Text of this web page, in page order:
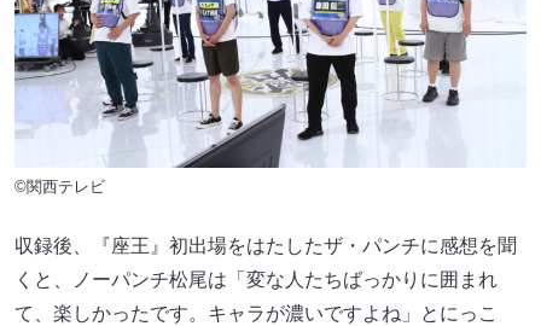
©関西テレビ
収録後、『座王』初出場をはたしたザ・パンチに感想を聞
くと、ノーパンチ松尾は「変な人たちばっかりに囲まれ
て、楽しかったです。キャラが濃いですよね」とにっこ